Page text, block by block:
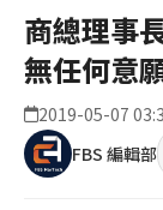
商總理事
無任何意
2019-05-07
FBS 編輯部